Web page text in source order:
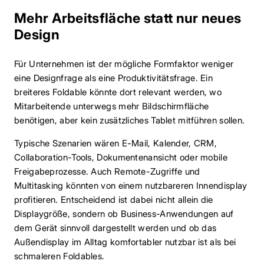
Mehr Arbeitsfläche statt nur neues
Design
Für Unternehmen ist der mögliche Formfaktor weniger
eine Designfrage als eine Produktivitätsfrage. Ein
breiteres Foldable könnte dort relevant werden, wo
Mitarbeitende unterwegs mehr Bildschirmfläche
benötigen, aber kein zusätzliches Tablet mitführen sollen.
Typische Szenarien wären E-Mail, Kalender, CRM,
Collaboration-Tools, Dokumentenansicht oder mobile
Freigabeprozesse. Auch Remote-Zugriffe und
Multitasking könnten von einem nutzbareren Innendisplay
profitieren. Entscheidend ist dabei nicht allein die
Displaygröße, sondern ob Business-Anwendungen auf
dem Gerät sinnvoll dargestellt werden und ob das
Außendisplay im Alltag komfortabler nutzbar ist als bei
schmaleren Foldables.